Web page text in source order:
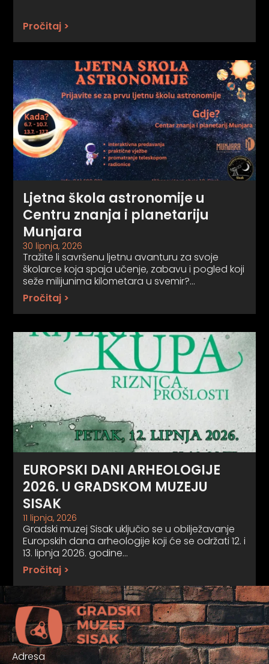
Pročitaj >
Ljetna škola astronomije u
Centru znanja i planetariju
Munjara
30 lipnja, 2026
Tražite li savršenu ljetnu avanturu za svoje
školarce koja spaja učenje, zabavu i pogled koji
seže milijunima kilometara u svemir?…
Pročitaj >
EUROPSKI DANI ARHEOLOGIJE
2026. U GRADSKOM MUZEJU
SISAK
11 lipnja, 2026
Gradski muzej Sisak uključio se u obilježavanje
Europskih dana arheologije koji će se održati 12. i
13. lipnja 2026. godine…
Pročitaj >
Adresa